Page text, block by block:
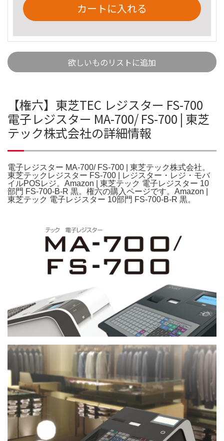
カートに入れる
欲しいものリストに追加
【権六】東芝TEC レジスター FS-700
電子レジスター MA-700/ FS-700 | 東芝
テック株式会社の詳細情報
電子レジスター MA-700/ FS-700 | 東芝テック株式会社。
東芝テックレジスター FS-700 | レジスター・レジ・モバ
イルPOSレジ。Amazon | 東芝テック 電子レジスター 10
部門 FS-700-B-R 黒。権六の購入ページです。Amazon |
東芝テック 電子レジスター 10部門 FS-700-B-R 黒。